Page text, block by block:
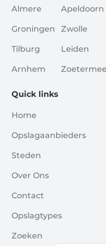
Almere
Groningen
Tilburg
Arnhem
Apeldoorn
Zwolle
Leiden
Quick links
Home
Opslagaanbieders
Steden
Over Ons
Contact
Opslagtypes
Zoeken